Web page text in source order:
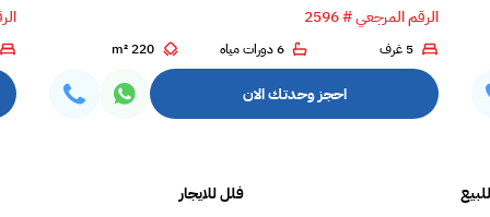
الرقم المرجعي # 2596
5 غرف 6 دورات مياه 220 m²
احجز وحدتك الان
فلل للايجار